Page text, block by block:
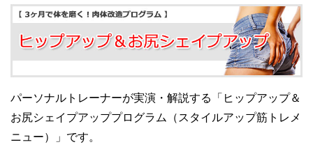
パーソナルトレーナーが実演・解説する「ヒップアップ＆
お尻シェイプアッププログラム（スタイルアップ筋トレメ
ニュー）」です。